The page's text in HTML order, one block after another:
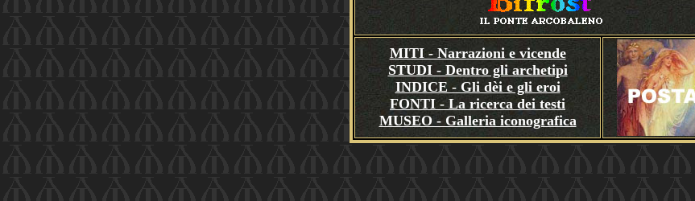
MITI - Narrazioni e vicende
STUDI - Dentro gli archetipi
INDICE - Gli dèi e gli eroi
FONTI - La ricerca dei testi
MUSEO - Galleria iconografica